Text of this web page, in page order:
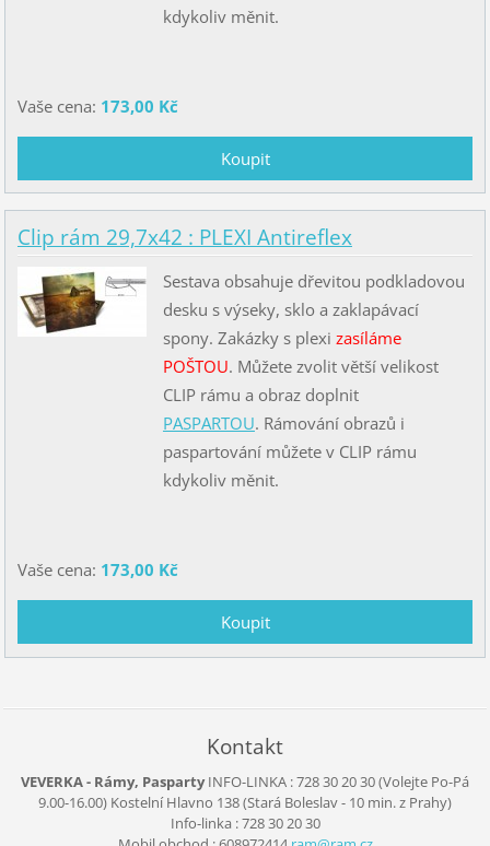
kdykoliv měnit.
Vaše cena: 173,00 Kč
Clip rám 29,7x42 : PLEXI Antireflex
Sestava obsahuje dřevitou podkladovou
desku s výseky, sklo a zaklapávací
spony. Zakázky s plexi zasíláme
POŠTOU. Můžete zvolit větší velikost
CLIP rámu a obraz doplnit
PASPARTOU. Rámování obrazů i
paspartování můžete v CLIP rámu
kdykoliv měnit.
Vaše cena: 173,00 Kč
Kontakt
VEVERKA - Rámy, Pasparty INFO-LINKA : 728 30 20 30 (Volejte Po-Pá
9.00-16.00) Kostelní Hlavno 138(Stará Boleslav - 10 min. z Prahy)
Info-linka : 728 30 20 30